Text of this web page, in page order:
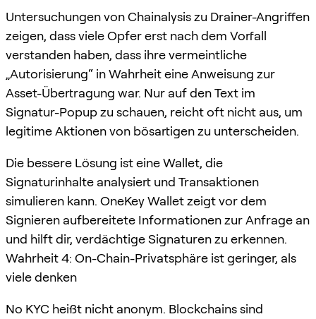
Untersuchungen von Chainalysis zu Drainer-Angriffen
zeigen, dass viele Opfer erst nach dem Vorfall
verstanden haben, dass ihre vermeintliche
„Autorisierung“ in Wahrheit eine Anweisung zur
Asset-Übertragung war. Nur auf den Text im
Signatur-Popup zu schauen, reicht oft nicht aus, um
legitime Aktionen von bösartigen zu unterscheiden.
Die bessere Lösung ist eine Wallet, die
Signaturinhalte analysiert und Transaktionen
simulieren kann. OneKey Wallet zeigt vor dem
Signieren aufbereitete Informationen zur Anfrage an
und hilft dir, verdächtige Signaturen zu erkennen.
Wahrheit 4: On-Chain-Privatsphäre ist geringer, als
viele denken
No KYC heißt nicht anonym. Blockchains sind